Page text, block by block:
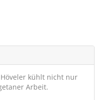
kühlt nicht nur
Arbeit.